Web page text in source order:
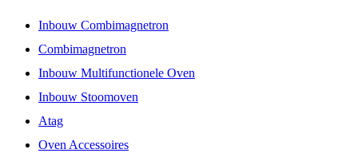
Inbouw Combimagnetron
Combimagnetron
Inbouw Multifunctionele Oven
Inbouw Stoomoven
Atag
Oven Accessoires